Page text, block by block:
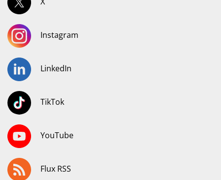
Instagram
LinkedIn
TikTok
YouTube
Flux RSS